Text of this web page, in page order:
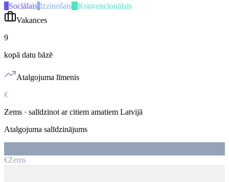
Sociālais Izzinošais
Konvencionālais
Vakances
9
kopā datu bāzē
Atalgojuma līmenis
€
Zems · salīdzinot ar citiem amatiem Latvijā
Atalgojuma salīdzinājums
€Zems